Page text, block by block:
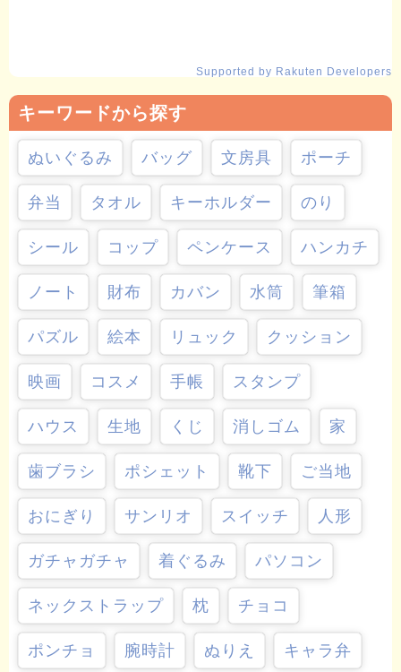
Supported by Rakuten Developers
キーワードから探す
ぬいぐるみ バッグ 文房具 ポーチ
弁当 タオル キーホルダー のり
シール コップ ペンケース ハンカチ
ノート 財布 カバン 水筒 筆箱
パズル 絵本 リュック クッション
映画 コスメ 手帳 スタンプ
ハウス 生地 くじ 消しゴム 家
歯ブラシ ポシェット 靴下 ご当地
おにぎり サンリオ スイッチ 人形
ガチャガチャ 着ぐるみ パソコン
ネックストラップ 枕 チョコ
ポンチョ 腕時計 ぬりえ キャラ弁